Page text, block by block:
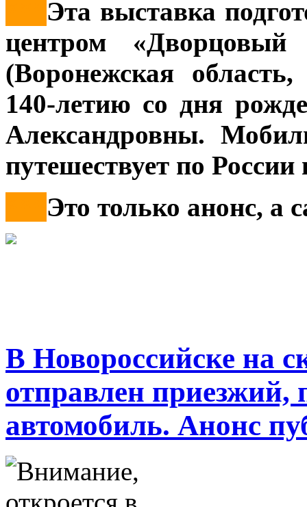
Эта выставка
центром «Дворцовый
(Воронежская
140-летию со дня
Александровны.
путешествует по
Это только анонс, а
В Новороссийске на
отправлен
автомобиль. Анонс